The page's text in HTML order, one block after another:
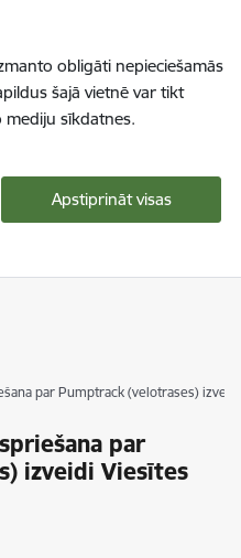
obligāti nepieciešamās
šajā vietnē var tikt
mediju sīkdatnes.
Apstiprināt visas
par Pumptrack (velotrases)
par
izveidi Viesītes